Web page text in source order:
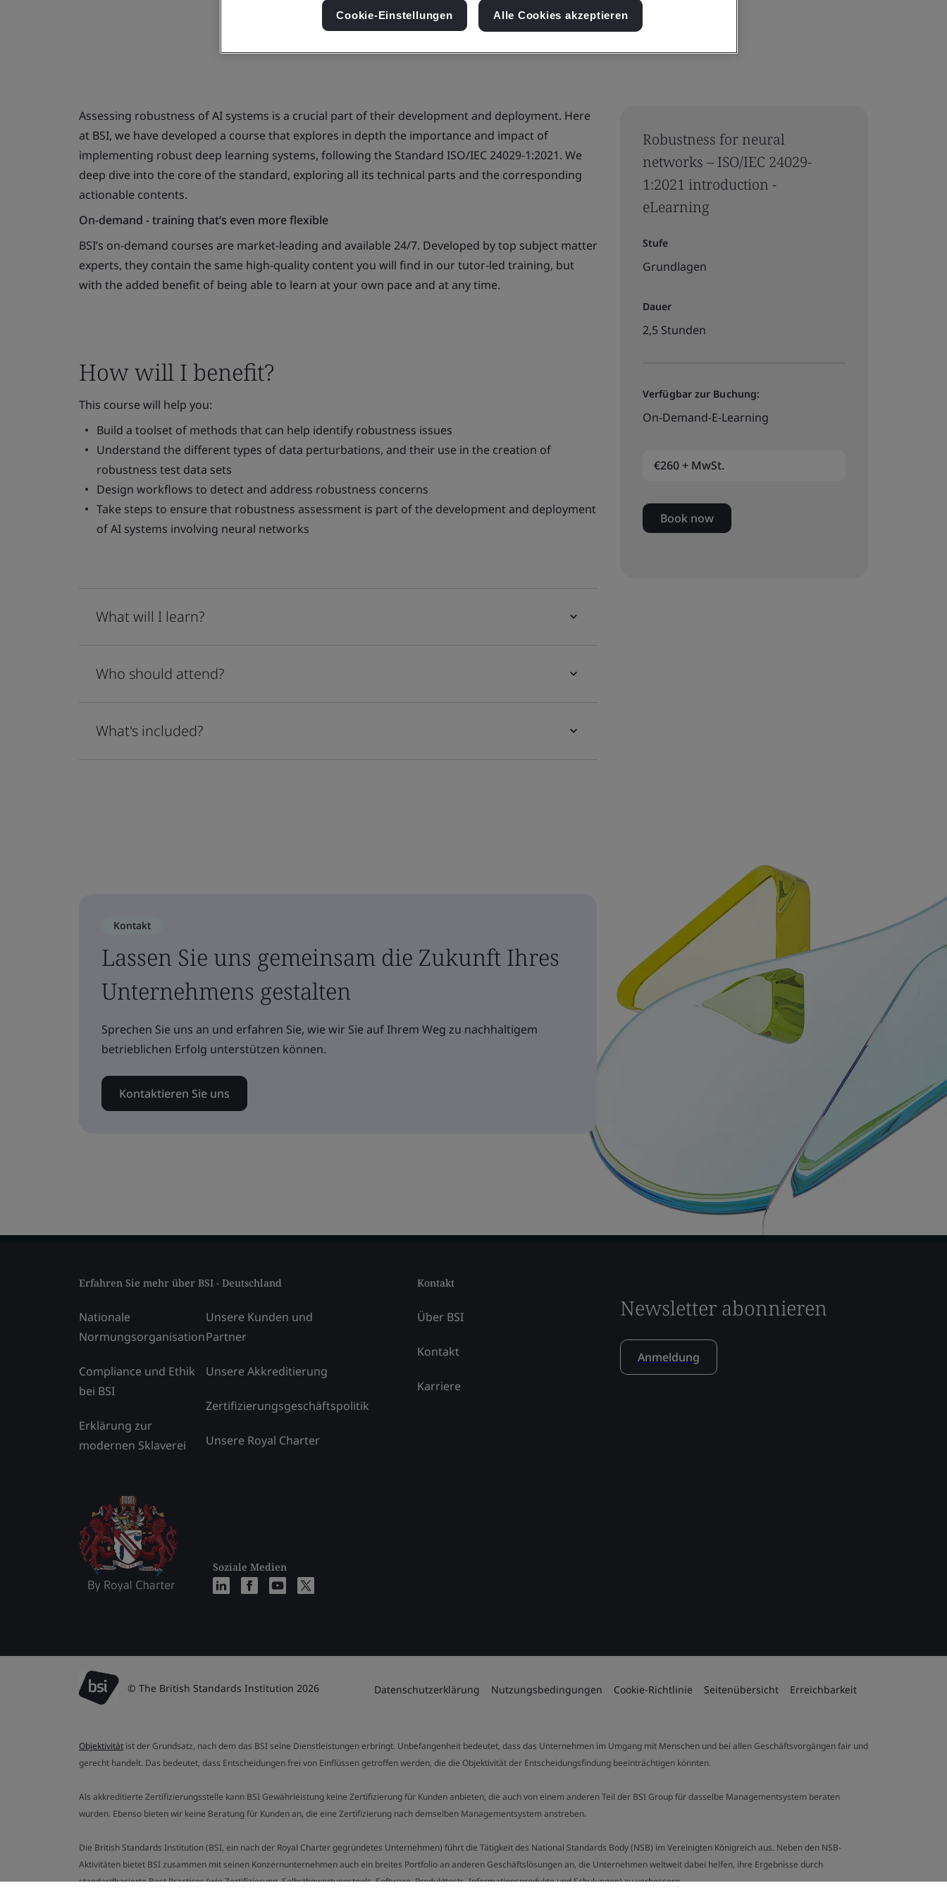
Robustness for neural
networks – ISO/IEC 24029-
1:2021 introduction -
eLearning
Stufe
Grundlagen
Dauer
2,5 Stunden
Verfügbar zur Buchung:
On-Demand-E-Learning
€260 + MwSt.
Book now
Assessing robustness of AI systems is a crucial part of their development and deployment. Here
at BSI, we have developed a course that explores in depth the importance and impact of
implementing robust deep learning systems, following the Standard ISO/IEC 24029-1:2021. We
deep dive into the core of the standard, exploring all its technical parts and the corresponding
actionable contents.
On-demand - training that’s even more flexible
BSI’s on-demand courses are market-leading and available 24/7. Developed by top subject matter
experts, they contain the same high-quality content you will find in our tutor-led training, but
with the added benefit of being able to learn at your own pace and at any time.
How will I benefit?
This course will help you:
Build a toolset of methods that can help identify robustness issues
Understand the different types of data perturbations, and their use in the creation of
robustness test data sets
Design workflows to detect and address robustness concerns
Take steps to ensure that robustness assessment is part of the development and deployment
of AI systems involving neural networks
What will I learn?
Who should attend?
What's included?
Kontakt
Lassen Sie uns gemeinsam die Zukunft Ihres
Unternehmens gestalten
Sprechen Sie uns an und erfahren Sie, wie wir Sie auf Ihrem Weg zu nachhaltigem
betrieblichen Erfolg unterstützen können.
Kontaktieren Sie uns
Erfahren Sie mehr über BSI - Deutschland
Nationale
Normungsorganisation
Compliance und Ethik
bei BSI
Erklärung zur
modernen Sklaverei
Unsere Kunden und
Partner
Unsere Akkreditierung
Zertifizierungsgeschäftspolitik
Unsere Royal Charter
Soziale Medien
Kontakt
Über BSI
Kontakt
Karriere
Newsletter abonnieren
Anmeldung
© The British Standards Institution 2026 Datenschutzerklärung Nutzungsbedingungen Cookie-Richtlinie Seitenübersicht Erreichbarkeit
Objektivität ist der Grundsatz, nach dem das BSI seine Dienstleistungen erbringt. Unbefangenheit bedeutet, dass das Unternehmen im Umgang mit Menschen und bei allen Geschäftsvorgängen fair und
gerecht handelt. Das bedeutet, dass Entscheidungen frei von Einflüssen getroffen werden, die die Objektivität der Entscheidungsfindung beeinträchtigen könnten.
Als akkreditierte Zertifizierungsstelle kann BSI Gewährleistung keine Zertifizierung für Kunden anbieten, die auch von einem anderen Teil der BSI Group für dasselbe Managementsystem beraten
wurden. Ebenso bieten wir keine Beratung für Kunden an, die eine Zertifizierung nach demselben Managementsystem anstreben.
Die British Standards Institution (BSI, ein nach der Royal Charter gegründetes Unternehmen) führt die Tätigkeit des National Standards Body (NSB) im Vereinigten Königreich aus. Neben den NSB-
Aktivitäten bietet BSI zusammen mit seinen Konzernunternehmen auch ein breites Portfolio an anderen Geschäftslösungen an, die Unternehmen weltweit dabei helfen, ihre Ergebnisse durch
standardbasierte Best Practices (wie Zertifizierung, Selbstbewertungstools, Software, Produkttests, Informationsprodukte und Schulungen) zu verbessern.
Cookie-Einstellungen Alle Cookies akzeptieren